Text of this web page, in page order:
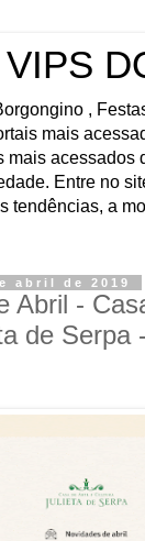
,
mais
mais acessados
Entre no
tendências, a
abril de 2019
Abril -
de Serpa